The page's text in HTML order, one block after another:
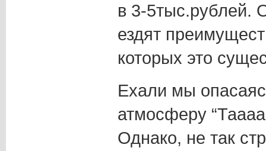
в 3-5тыс.рублей.
ездят
которых это
Ехали мы
атмосферу
Однако, не так